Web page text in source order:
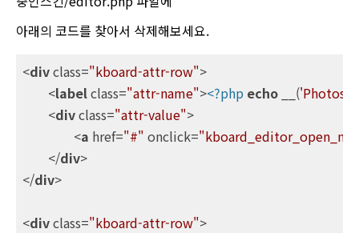
아래의 코드를 찾아서 삭제해보세요.
<divclass="kboard-attr-row">
<labelclass="attr-name"><?php echo __('Photos'
<divclass="attr-value">
<a href="#" onclick=
</div>
</div>
<divclass="kboard-attr-row">